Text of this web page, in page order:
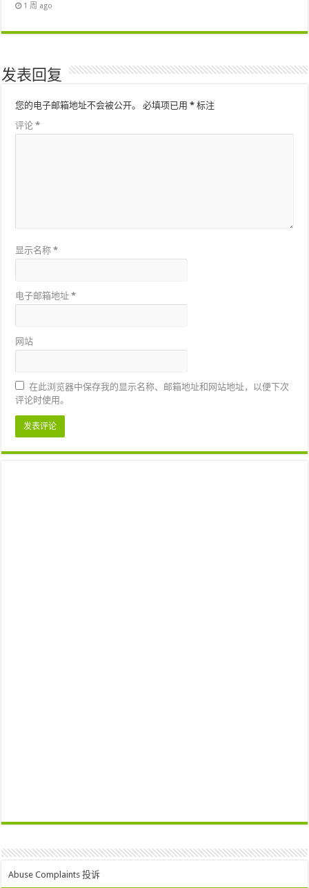
1 周 ago
发表回复
您的电子邮箱地址不会被公开。 必填项已用* 标注
评论*
显示名称*
电子邮箱地址*
网站
在此浏览器中保存我的显示名称、邮箱地址和网站地址，以便下次
评论时使用。
Abuse Complaints 投诉